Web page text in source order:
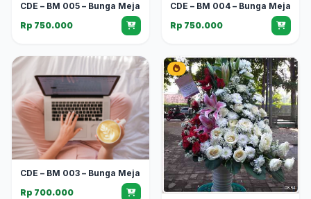
CDE – BM 005 – Bunga Meja
Rp 750.000
CDE – BM 004 – Bunga Meja
Rp 750.000
CDE – BM 003 – Bunga Meja
Rp 700.000